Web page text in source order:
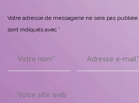
Votre adresse de messagerie ne sera pas publiée.
sont indiqués avec *